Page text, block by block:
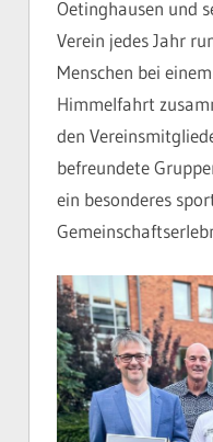
Oetinghausen und
Verein jedes Jahr
Menschen bei
Himmelfahrt
den
befreundete
ein besonderes